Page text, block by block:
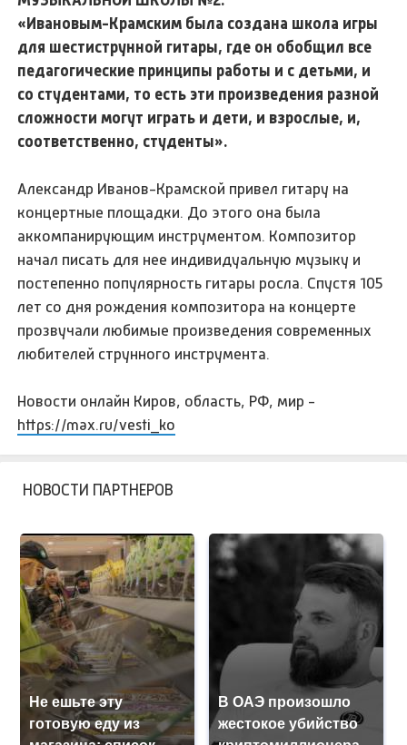
«Ивановым-Крамским была создана школа игры
для шестиструнной гитары, где он обобщил все
педагогические принципы работы и с детьми, и
со студентами, то есть эти произведения разной
сложности могут играть и дети, и взрослые, и,
соответственно, студенты».
Александр Иванов-Крамской привел гитару на
концертные площадки. До этого она была
аккомпанирующим инструментом. Композитор
начал писать для нее индивидуальную музыку и
постепенно популярность гитары росла. Спустя 105
лет со дня рождения композитора на концерте
прозвучали любимые произведения современных
любителей струнного инструмента.
Новости онлайн Киров, область, РФ, мир -
https://max.ru/vesti_ko
НОВОСТИ ПАРТНЕРОВ
Не ешьте эту
готовую еду из
В ОАЭ произошло
жестокое убийство